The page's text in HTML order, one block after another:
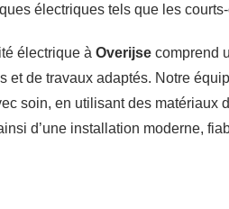
électriques tels que les
électrique à Overijse comprend
de travaux adaptés. Notre
soin, en utilisant des matériaux
d’une installation moderne,